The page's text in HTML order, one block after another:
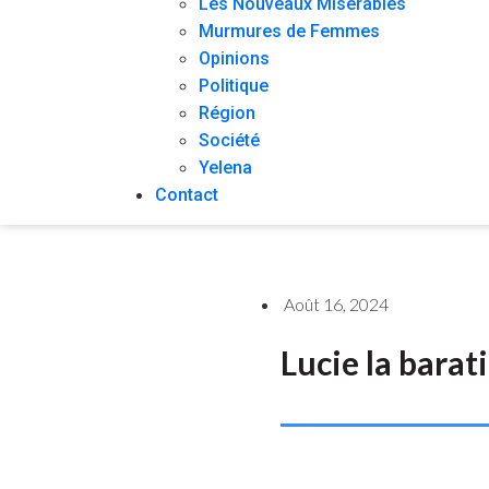
Murmures de Femmes
Opinions
Politique
Région
Société
Yelena
Contact
Août 16, 2024
Lucie la